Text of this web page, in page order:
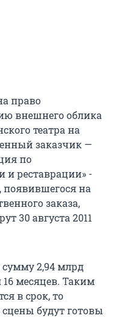
право
внешнего облика
театра на
заказчик —
по
и реставрации» -
появившегося на
заказа,
30 августа 2011
2,94 млрд
16 месяцев. Таким
в срок, то
будут готовы